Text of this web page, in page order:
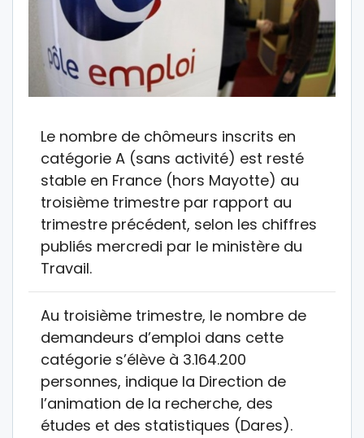
Le nombre de chômeurs inscrits en
catégorie A (sans activité) est resté
stable en France (hors Mayotte) au
troisième trimestre par rapport au
trimestre précédent, selon les chiffres
publiés mercredi par le ministère du
Travail.
Au troisième trimestre, le nombre de
demandeurs d’emploi dans cette
catégorie s’élève à 3.164.200
personnes, indique la Direction de
l’animation de la recherche, des
études et des statistiques (Dares).